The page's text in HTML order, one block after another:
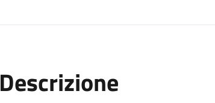
Descrizione